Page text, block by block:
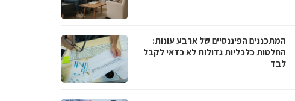
המתכננים הפיננסיים של ארבע עונות:
החלטות כלכליות גדולות לא כדאי לקבל
לבד